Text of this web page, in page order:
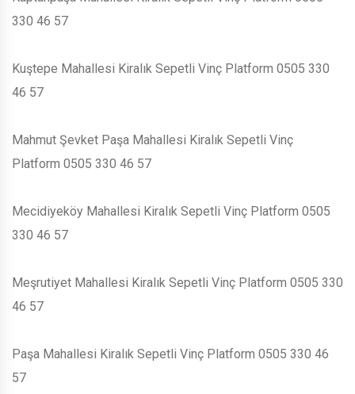
330 46 57
Kuştepe Mahallesi Kiralık Sepetli Vinç Platform 0505 330
46 57
Mahmut Şevket Paşa Mahallesi Kiralık Sepetli Vinç
Platform 0505 330 46 57
Mecidiyeköy Mahallesi Kiralık Sepetli Vinç Platform 0505
330 46 57
Meşrutiyet Mahallesi Kiralık Sepetli Vinç Platform 0505 330
46 57
Paşa Mahallesi Kiralık Sepetli Vinç Platform 0505 330 46
57